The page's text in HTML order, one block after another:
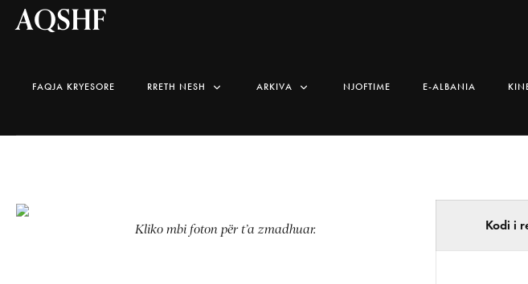
AQSHF
FAQJA KRYESORE RRETH NESH ARKIVA NJOFTIME E-ALBANIA
Kliko mbi foton për t’a zmadhuar. Kodi i